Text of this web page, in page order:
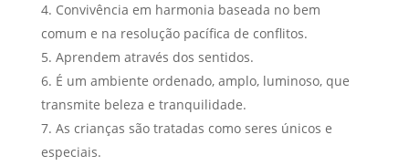
Convivência em harmonia baseada no bem
comum e na resolução pacífica de conflitos.
Aprendem através dos sentidos.
É um ambiente ordenado, amplo, luminoso, que
transmite beleza e tranquilidade.
As crianças são tratadas como seres únicos e
especiais.